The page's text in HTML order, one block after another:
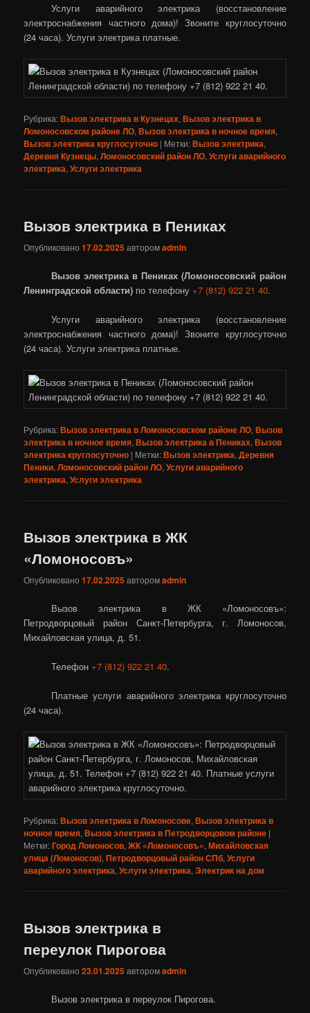
Услуги аварийного электрика (восстановление
электроснабжения частного дома)! Звоните круглосуточно
(24 часа). Услуги электрика платные.
Рубрика:Вызов электрика в Кузнецах,Вызов электрика в
Ломоносовском районе ЛО,Вызов электрика в ночное время,
Вызов электрика круглосуточно | Метки:Вызов электрика,
Деревня Кузнецы,Ломоносовский район ЛО,Услуги аварийного
электрика,Услуги электрика
Вызов электрика в Пениках
Опубликовано17.02.2025авторомadmin
Вызов электрика в Пениках (Ломоносовский район
Ленинградской области) по телефону +7 (812) 922 21 40.
Услуги аварийного электрика (восстановление
электроснабжения частного дома)! Звоните круглосуточно
(24 часа). Услуги электрика платные.
Рубрика:Вызов электрика в Ломоносовском районе ЛО,Вызов
электрика в ночное время,Вызов электрика в Пениках,Вызов
электрика круглосуточно | Метки:Вызов электрика,Деревня
Пеники,Ломоносовский район ЛО,Услуги аварийного
электрика,Услуги электрика
Вызов электрика в ЖК
«Ломоносовъ»
Опубликовано17.02.2025авторомadmin
Вызов электрика в ЖК «Ломоносовъ»:
Петродворцовый район Санкт-Петербурга, г. Ломоносов,
Михайловская улица, д. 51.
Телефон +7 (812) 922 21 40.
Платные услуги аварийного электрика круглосуточно
(24 часа).
Рубрика:Вызов электрика в Ломоносове,Вызов электрика в
ночное время,Вызов электрика в Петродворцовом районе |
Метки:Город Ломоносов,ЖК «Ломоносовъ»,Михайловская
улица (Ломоносов),Петродворцовый район СПб,Услуги
аварийного электрика,Услуги электрика,Электрик на дом
Вызов электрика в
переулок Пирогова
Опубликовано23.01.2025авторомadmin
Вызов электрика в переулок Пирогова.